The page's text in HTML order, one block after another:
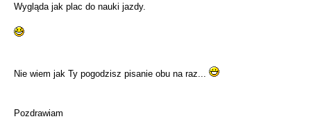
Wygląda jak plac do nauki jazdy.
Nie wiem jak Ty pogodzisz pisanie obu na raz...
Pozdrawiam